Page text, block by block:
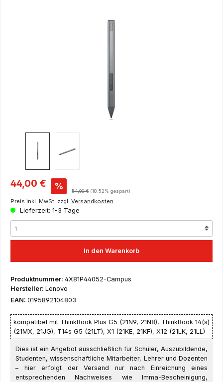
Verkaufspreis:
44,00 € % Regulärer Preis:
54,00 € (18.52% gespart)
Preis inkl. MwSt. zzgl. Versandkosten
Lieferzeit: 1-3 Tage
In den Warenkorb
Produktnummer: 4X81P44052-Campus
Hersteller: Lenovo
EAN: 0195892104803
kompatibel mit ThinkBook Plus G5 (21N9, 21N8), ThinkBook 14(s)
(21MX, 21JG), T14s G5 (21LT), X1 (21KE, 21KF), X12 (21LK, 21LL)
Dies ist ein Angebot ausschließlich für Schüler, Auszubildende,
Studenten, wissenschaftliche Mitarbeiter, Lehrer und Dozenten
– hier erfolgt der Versand nur nach Einreichung eines
entsprechenden Nachweises wie Imma-Bescheinigung,